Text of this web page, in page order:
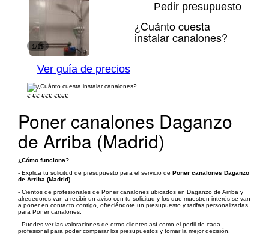
1/11
Pedir presupuesto
¿Cuánto cuesta
instalar canalones?
Ver guía de precios
€ €€ €€€ €€€€
Poner canalones Daganzo
de Arriba (Madrid)
¿Cómo funciona?
- Explica tu solicitud de presupuesto para el servicio de Poner canalones Daganzo
de Arriba (Madrid)
- Cientos de profesionales de Poner canalones ubicados en Daganzo de Arriba y
alrededores van a recibir un aviso con tu solicitud y los que muestren interés se van
a poner en contacto contigo, ofreciéndote un presupuesto y tarifas personalizadas
para Poner canalones.
- Puedes ver las valoraciones de otros clientes así como el perfil de cada
profesional para poder comparar los presupuestos y tomar la mejor decisión.